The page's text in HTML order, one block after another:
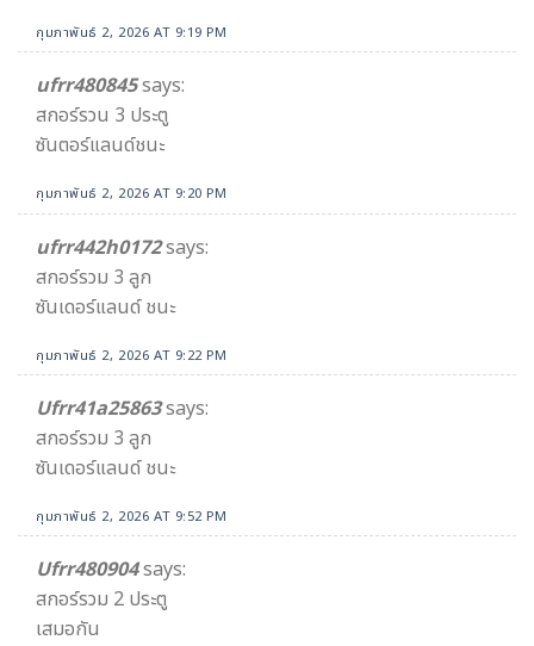
กุมภาพันธ์ 2, 2026 AT 9:19 PM
ufrr480845says:
สกอร์รวน 3 ประตู
ซันตอร์แลนด์ชนะ
กุมภาพันธ์ 2, 2026 AT 9:20 PM
ufrr442h0172says:
สกอร์รวม 3 ลูก
ซันเดอร์แลนด์ ชนะ
กุมภาพันธ์ 2, 2026 AT 9:22 PM
Ufrr41a25863​says:
สกอร์รวม 3 ลูก
ซันเดอร์แลนด์ ชนะ
กุมภาพันธ์ 2, 2026 AT 9:52 PM
Ufrr480904says:
สกอร์รวม 2 ประตู
เสมอกัน